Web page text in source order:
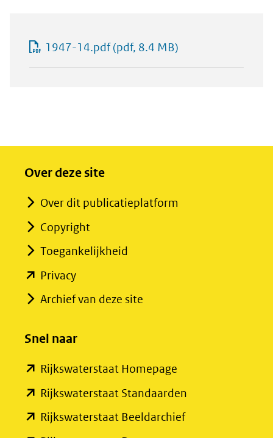
1947-14.pdf(pdf, 8.4 MB)
Over deze site
Over dit publicatieplatform
Copyright
Toegankelijkheid
Privacy(opent
in
venster)
naar
een
andere
Archief van deze site
Snel naar
Rijkswaterstaat Homepage
in
Rijkswaterstaat Standaarden
Rijkswaterstaat Beeldarchief(opent